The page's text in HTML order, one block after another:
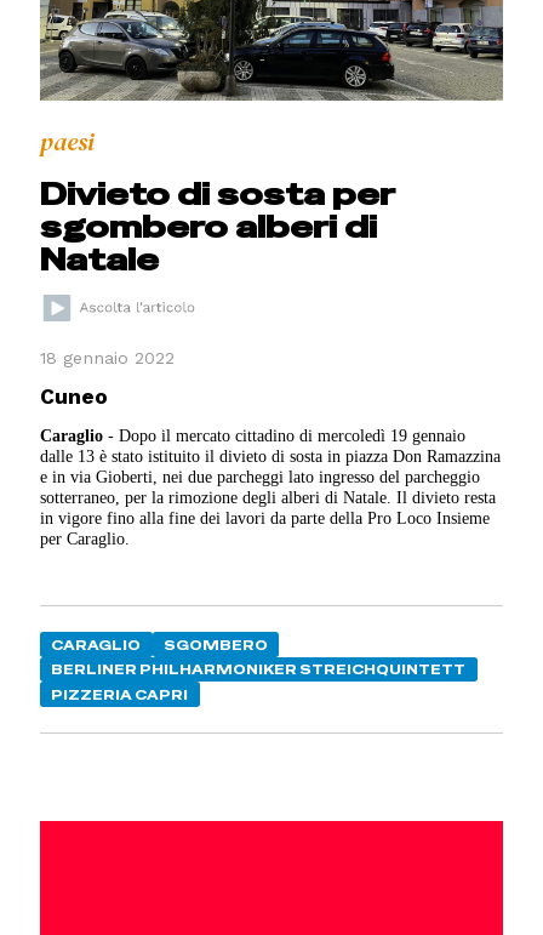
paesi
Divieto di sosta per
sgombero alberi di
Natale
18 gennaio 2022
Cuneo
Caraglio - Dopo il mercato cittadino di mercoledì 19 gennaio
dalle 13 è stato istituito il divieto di sosta in piazza Don Ramazzina
e in via Gioberti, nei due parcheggi lato ingresso del parcheggio
sotterraneo, per la rimozione degli alberi di Natale. Il divieto resta
in vigore fino alla fine dei lavori da parte della Pro Loco Insieme
per Caraglio.
CARAGLIO
SGOMBERO
BERLINER PHILHARMONIKER STREICHQUINTETT
PIZZERIA CAPRI